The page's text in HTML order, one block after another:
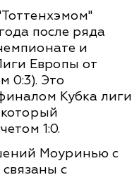
после ряда
и
Европы от
0:3). Это
Кубка лиги
1:0.
Моуринью с
с